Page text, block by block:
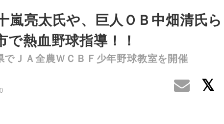
嵐亮太氏や、巨人ＯＢ中畑清氏
で熱血野球指導！！
でＪＡ全農ＷＣＢＦ少年野球教室を開催